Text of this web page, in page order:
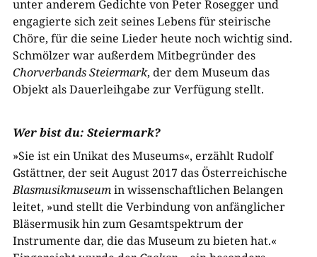
unter anderem Gedichte von Peter Rosegger und
engagierte sich zeit seines Lebens für steirische
Chöre, für die seine Lieder heute noch wichtig sind.
Schmölzer war außerdem Mitbegründer des
Chorverbands Steiermark, der dem Museum das
Objekt als Dauerleihgabe zur Verfügung stellt.
Wer bist du: Steiermark?
»Sie ist ein Unikat des Museums«, erzählt Rudolf
Gstättner, der seit August 2017 das Österreichische
Blasmusikmuseumin wissenschaftlichen Belangen
leitet, »und stellt die Verbindung von anfänglicher
Bläsermusik hin zum Gesamtspektrum der
Instrumente dar, die das Museum zu bieten hat.«